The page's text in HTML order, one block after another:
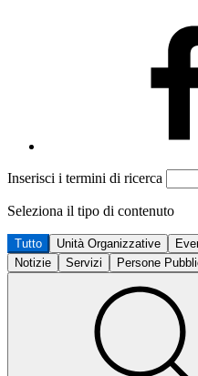
Inserisci i termini di ricerca
Seleziona il tipo di contenuto
Tutto Unità Organizzative
Notizie
Servizi Persone